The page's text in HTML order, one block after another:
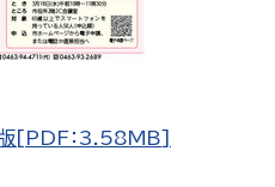
[PDF：3.58MB]